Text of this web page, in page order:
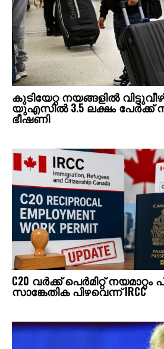
കുടിയേറ്റ നയങ്ങളില്‍
യുഎസില്‍ 3.5 ലക്ഷം പേര്‍ക്ക്
ഭീഷണി
C20 വര്‍ക്ക് പെര്‍മിറ്റ് നയമാറ്റം
സാങ്കേതിക പിഴവെന്ന് IRCC